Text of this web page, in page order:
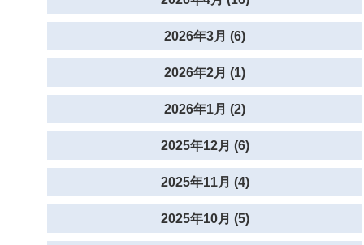
2026年3月 (6)
2026年2月 (1)
2026年1月 (2)
2025年12月 (6)
2025年11月 (4)
2025年10月 (5)